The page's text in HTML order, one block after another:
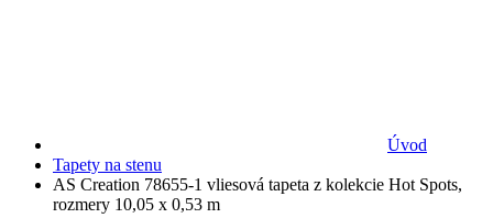
Úvod
Tapety na stenu
AS Creation 78655-1 vliesová tapeta z kolekcie Hot Spots,
rozmery 10,05 x 0,53 m